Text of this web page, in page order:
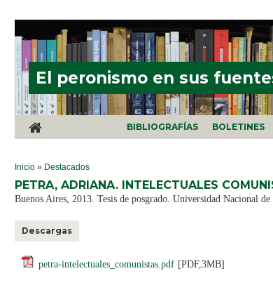
El peronismo en sus
BIBLIOGRAFÍAS BOLETINES
SE ENCUENTRA USTED AQUÍ
Inicio » Destacados
PETRA, ADRIANA. INTELECTUALES
Buenos Aires, 2013. Tesis de posgrado. Universidad Nacional
Descargas
petra-intelectuales_comunistas.pdf [PDF,3MB]